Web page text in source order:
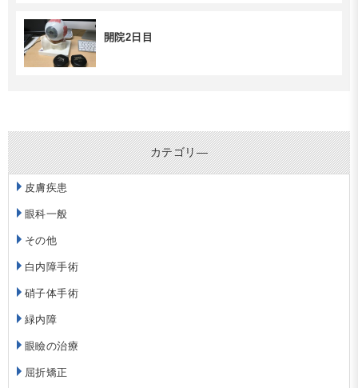
開院2日目
カテゴリ―
皮膚疾患
眼科一般
その他
白内障手術
硝子体手術
緑内障
眼瞼の治療
屈折矯正